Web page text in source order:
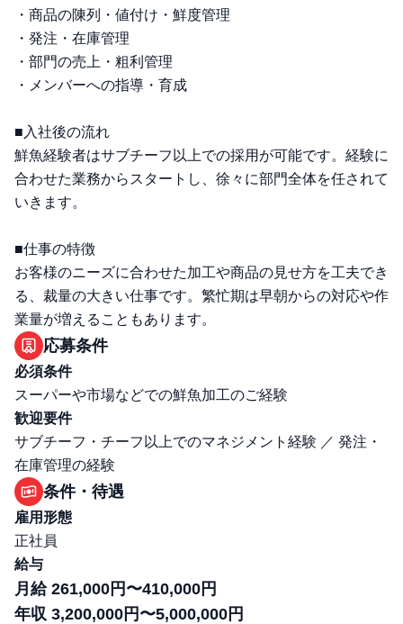
・商品の陳列・値付け・鮮度管理
・発注・在庫管理
・部門の売上・粗利管理
・メンバーへの指導・育成
■入社後の流れ
鮮魚経験者はサブチーフ以上での採用が可能です。経験に
合わせた業務からスタートし、徐々に部門全体を任されて
いきます。
■仕事の特徴
お客様のニーズに合わせた加工や商品の見せ方を工夫でき
る、裁量の大きい仕事です。繁忙期は早朝からの対応や作
業量が増えることもあります。
応募条件
必須条件
スーパーや市場などでの鮮魚加工のご経験
歓迎要件
サブチーフ・チーフ以上でのマネジメント経験 ／ 発注・
在庫管理の経験
条件・待遇
雇用形態
正社員
給与
月給 261,000円〜410,000円
年収 3,200,000円〜5,000,000円